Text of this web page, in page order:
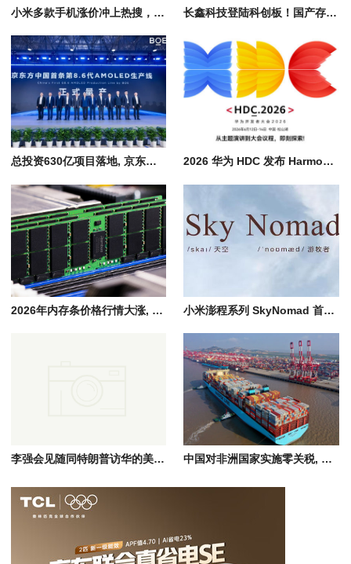
小米多款手机涨价冲上热搜，受存储芯片价格影响部分机型上调300-500元 长鑫科技登陆科创板！国产存储芯片量产，助力存储产业链自主发展
总投资630亿项目落地, 京东方国产8.6代AMOLED柔性显示屏量产 2026 华为 HDC 发布 HarmonyOS 7, 全场景智能操作系统迈入 Agent 时代
2026年内存条价格行情大涨, AI产业引爆存储市场供需失衡, 消费端全面承压 小米澎程系列 SkyNomad 首款SUV新能源汽车预计7月底发布、8月正式上市
李强会见随同特朗普访华的美国工商界代表，共话中美经贸合作 中国对非洲国家实施零关税, 涵盖非洲进口农产品/矿产资源/工业品等全品类